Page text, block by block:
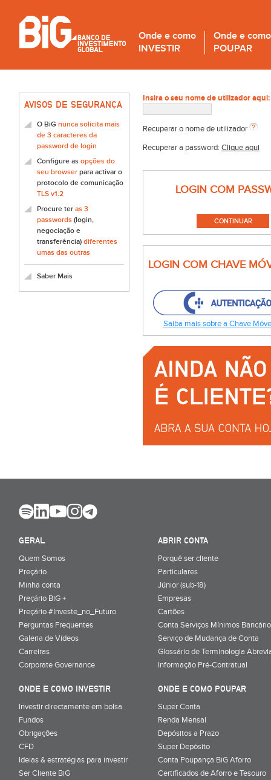
Onde e como
INVESTIR
Onde e como
POUPAR
AVISOS DE SEGURANÇA
O BiG nunca solicita mais
de 3 caracteres da
password de login
Configure as opções do
seu browser para activar o
protocolo de comunicação
TLS v1.2
Procure ter as 3
passwords (login,
negociação e
transferência) diferentes
umas das outras
Saber Mais
Insira o seu nome de utilizador aqui:
Recuperar o nome de utilizador
Recuperar a password: Clique aqui
LOGIN COM
LOGIN COM CHAVE
Saiba mais sobre a Chave
GERAL
Quem Somos
Preçário
Minha conta
Preçário BiG +
Preçário #Investe_no_Futuro
Perguntas Frequentes
Galeria de Vídeos
Carreiras
Corporate Governance
ABRIR CONTA
Porquê ser cliente
Particulares
Júnior (sub-18)
Empresas
Cartões
Conta Serviços Mínimos
Serviço de Mudança de Conta
Glossário de Terminologia
Informação Pré-Contratual
ONDE E COMO INVESTIR
Investir directamente em bolsa
Fundos
Obrigações
CFD
Ideias & estratégias para investir
Ser Cliente BiG
ONDE E COMO POUPAR
Super Conta
Renda Mensal
Depósitos a Prazo
Super Depósito
Conta Poupança BiG Aforro
Certificados de Aforro e Tesouro